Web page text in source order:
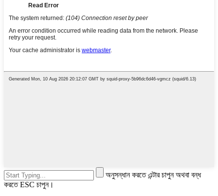
অনুসন্ধান করতে এন্টার চাপুন অথবা বন্ধ
করতে ESC চাপুন।